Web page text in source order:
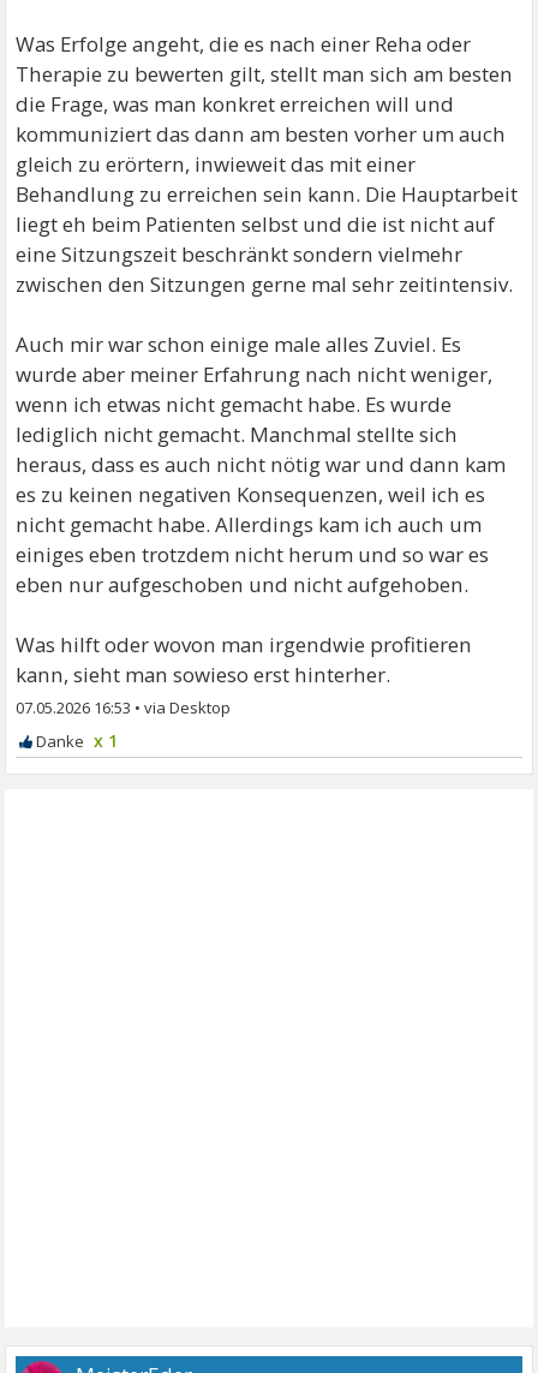
Was Erfolge angeht, die es nach einer Reha oder
Therapie zu bewerten gilt, stellt man sich am besten
die Frage, was man konkret erreichen will und
kommuniziert das dann am besten vorher um auch
gleich zu erörtern, inwieweit das mit einer
Behandlung zu erreichen sein kann. Die Hauptarbeit
liegt eh beim Patienten selbst und die ist nicht auf
eine Sitzungszeit beschränkt sondern vielmehr
zwischen den Sitzungen gerne mal sehr zeitintensiv.
Auch mir war schon einige male alles Zuviel. Es
wurde aber meiner Erfahrung nach nicht weniger,
wenn ich etwas nicht gemacht habe. Es wurde
lediglich nicht gemacht. Manchmal stellte sich
heraus, dass es auch nicht nötig war und dann kam
es zu keinen negativen Konsequenzen, weil ich es
nicht gemacht habe. Allerdings kam ich auch um
einiges eben trotzdem nicht herum und so war es
eben nur aufgeschoben und nicht aufgehoben.
Was hilft oder wovon man irgendwie profitieren
kann, sieht man sowieso erst hinterher.
07.05.2026 16:53 •
x 1